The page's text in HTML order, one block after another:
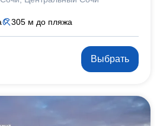
305 м до пляжа
Выбрать